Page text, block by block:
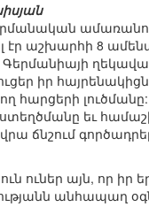
էր աշխարհի 8
իր
եւ
ճնշում
ուներ այն, որ
անհապաղ